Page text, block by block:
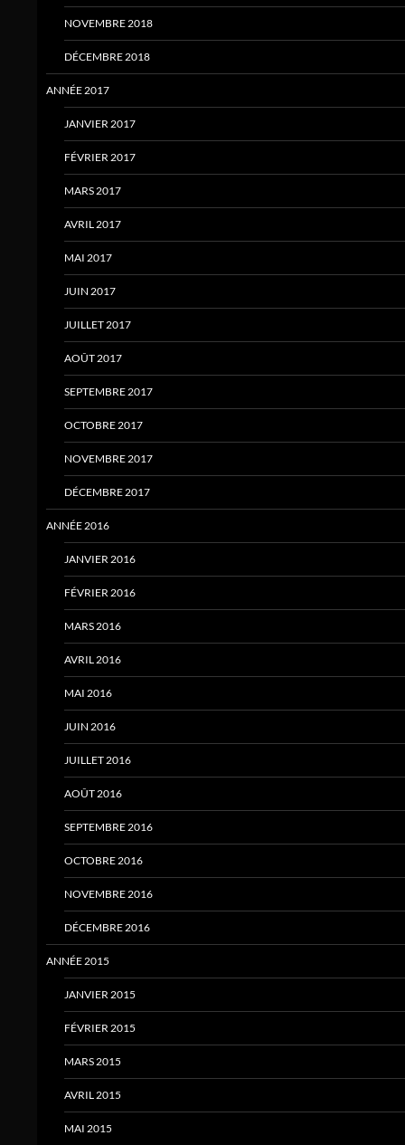
NOVEMBRE 2018
DÉCEMBRE 2018
ANNÉE 2017
JANVIER 2017
FÉVRIER 2017
MARS 2017
AVRIL 2017
MAI 2017
JUIN 2017
JUILLET 2017
AOÛT 2017
SEPTEMBRE 2017
OCTOBRE 2017
NOVEMBRE 2017
DÉCEMBRE 2017
ANNÉE 2016
JANVIER 2016
FÉVRIER 2016
MARS 2016
AVRIL 2016
MAI 2016
JUIN 2016
JUILLET 2016
AOÛT 2016
SEPTEMBRE 2016
OCTOBRE 2016
NOVEMBRE 2016
DÉCEMBRE 2016
ANNÉE 2015
JANVIER 2015
FÉVRIER 2015
MARS 2015
AVRIL 2015
MAI 2015